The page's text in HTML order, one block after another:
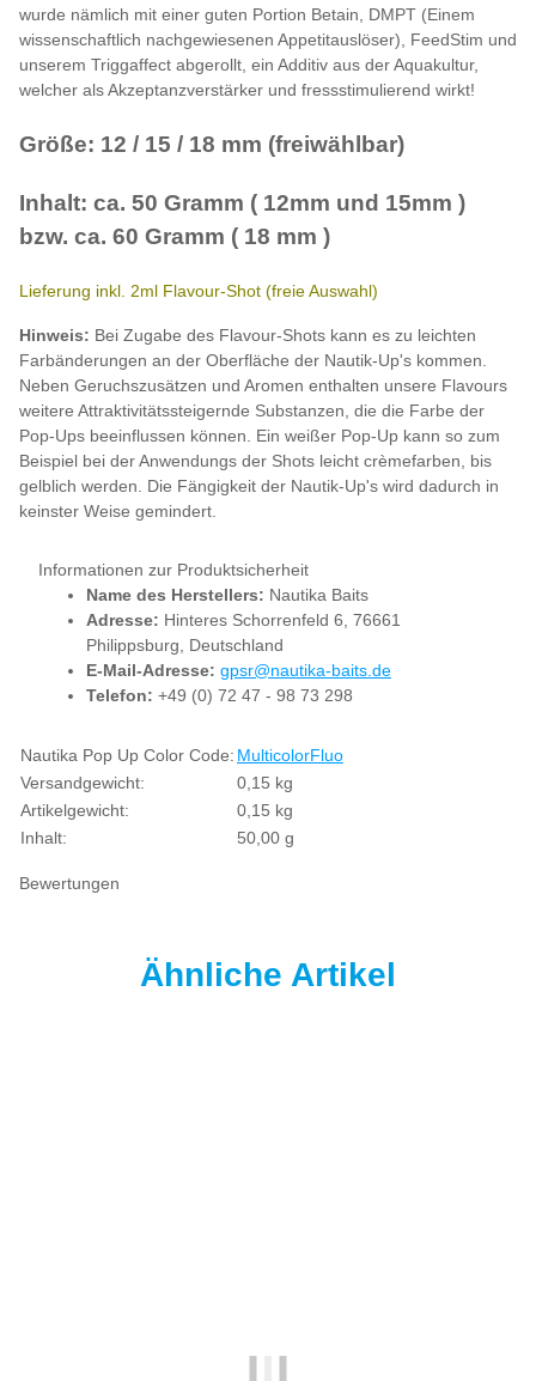
wurde nämlich mit einer guten Portion Betain, DMPT (Einem
wissenschaftlich nachgewiesenen Appetitauslöser), FeedStim und
unserem Triggaffect abgerollt, ein Additiv aus der Aquakultur,
welcher als Akzeptanzverstärker und fressstimulierend wirkt!
Größe: 12 / 15 / 18 mm (freiwählbar)
Inhalt: ca. 50 Gramm ( 12mm und 15mm )
bzw. ca. 60 Gramm ( 18 mm )
Lieferung inkl. 2ml Flavour-Shot (freie Auswahl)
Hinweis: Bei Zugabe des Flavour-Shots kann es zu leichten
Farbänderungen an der Oberfläche der Nautik-Up's kommen.
Neben Geruchszusätzen und Aromen enthalten unsere Flavours
weitere Attraktivitätssteigernde Substanzen, die die Farbe der
Pop-Ups beeinflussen können. Ein weißer Pop-Up kann so zum
Beispiel bei der Anwendungs der Shots leicht crèmefarben, bis
gelblich werden. Die Fängigkeit der Nautik-Up's wird dadurch in
keinster Weise gemindert.
Informationen zur Produktsicherheit
Name des Herstellers: Nautika Baits
Adresse: Hinteres Schorrenfeld 6, 76661
Philippsburg, Deutschland
E-Mail-Adresse: gpsr@nautika-baits.de
Telefon: +49 (0) 72 47 - 98 73 298
Produkteigenschaft
Wert
Nautika Pop Up Color Code: MulticolorFluo
Versandgewicht:
0,15 kg
Artikelgewicht:
0,15 kg
Inhalt:
50,00 g
Bewertungen
Ähnliche Artikel